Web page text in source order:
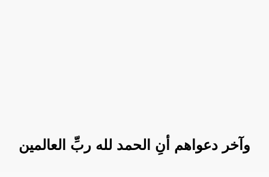
وآخر دعواهم أنِ الحمد لله ربِّ العالمين